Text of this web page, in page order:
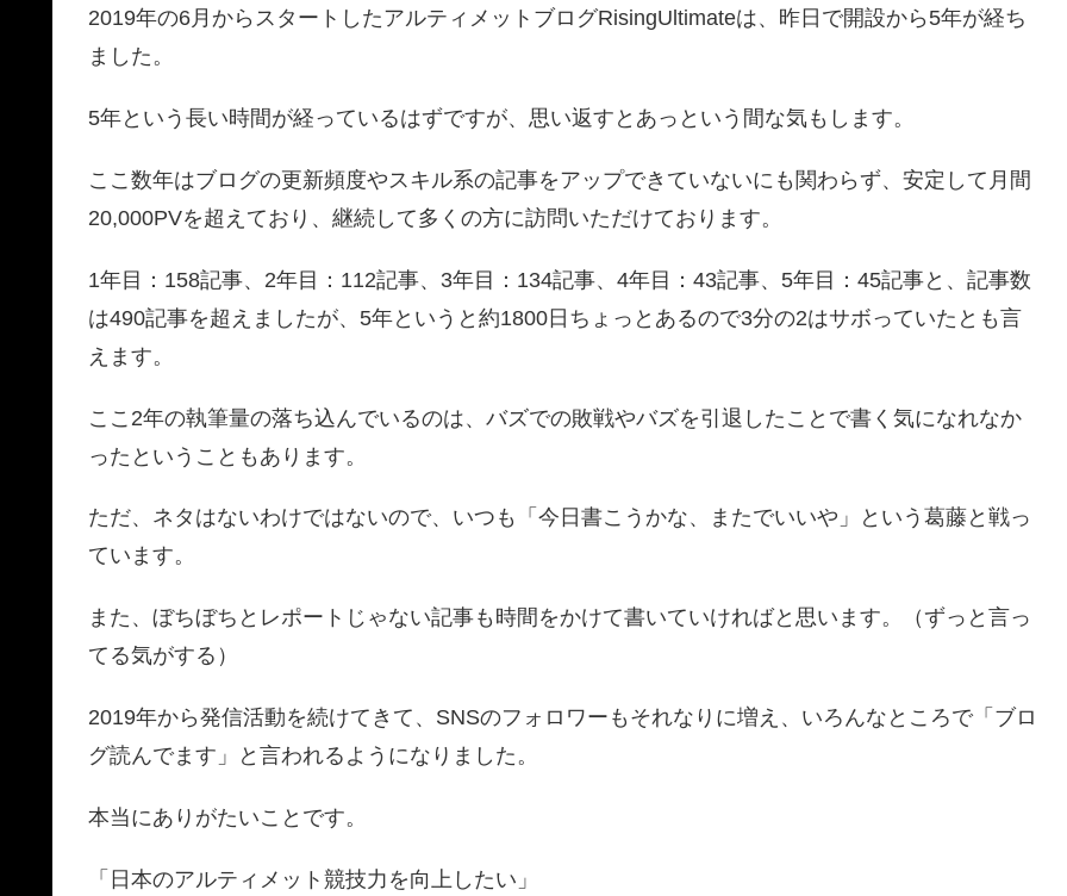
2019年の6月からスタートしたアルティメットブログRisingUltimateは、昨日で開設から5年が経ち
ました。
5年という長い時間が経っているはずですが、思い返すとあっという間な気もします。
ここ数年はブログの更新頻度やスキル系の記事をアップできていないにも関わらず、安定して月間
20,000PVを超えており、継続して多くの方に訪問いただけております。
1年目：158記事、2年目：112記事、3年目：134記事、4年目：43記事、5年目：45記事と、記事数
は490記事を超えましたが、5年というと約1800日ちょっとあるので3分の2はサボっていたとも言
えます。
ここ2年の執筆量の落ち込んでいるのは、バズでの敗戦やバズを引退したことで書く気になれなか
ったということもあります。
ただ、ネタはないわけではないので、いつも「今日書こうかな、またでいいや」という葛藤と戦っ
ています。
また、ぼちぼちとレポートじゃない記事も時間をかけて書いていければと思います。（ずっと言っ
てる気がする）
2019年から発信活動を続けてきて、SNSのフォロワーもそれなりに増え、いろんなところで「ブロ
グ読んでます」と言われるようになりました。
本当にありがたいことです。
「日本のアルティメット競技力を向上したい」